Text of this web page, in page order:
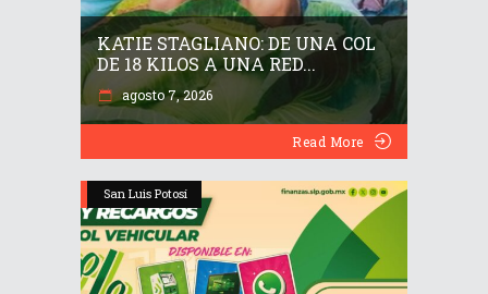
KATIE STAGLIANO: DE UNA COL
DE 18 KILOS A UNA RED...
agosto 7, 2026
Read More
San Luis Potosí